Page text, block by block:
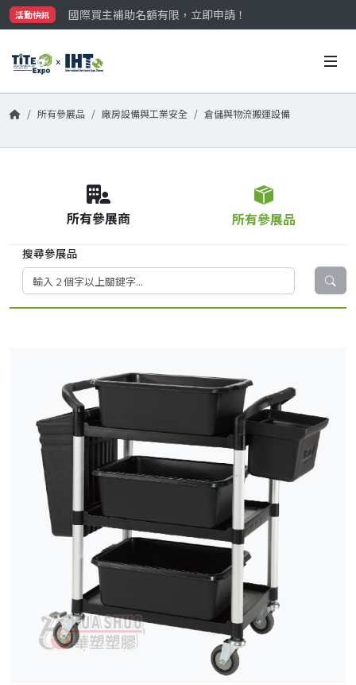
活動快訊
國際買主補助名額有限，立即申請！
參觀門票開放申請中‼️
國際買主補助名額有限，立即申請！
所有參展品 廠房設備與工業安全 倉儲與物流搬運設備
所有參展商 所有參展品
搜尋參展品